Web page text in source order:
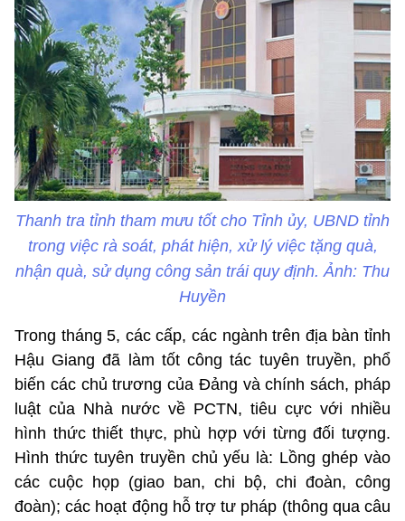
Thanh tra tỉnh tham mưu tốt cho Tỉnh ủy, UBND tỉnh
trong việc rà soát, phát hiện, xử lý việc tặng quà,
nhận quà, sử dụng công sản trái quy định. Ảnh: Thu
Huyền
Trong tháng 5, các cấp, các ngành trên địa bàn tỉnh
Hậu Giang đã làm tốt công tác tuyên truyền, phổ
biến các chủ trương của Đảng và chính sách, pháp
luật của Nhà nước về PCTN, tiêu cực với nhiều
hình thức thiết thực, phù hợp với từng đối tượng.
Hình thức tuyên truyền chủ yếu là: Lồng ghép vào
các cuộc họp (giao ban, chi bộ, chi đoàn, công
đoàn); các hoạt động hỗ trợ tư pháp (thông qua câu